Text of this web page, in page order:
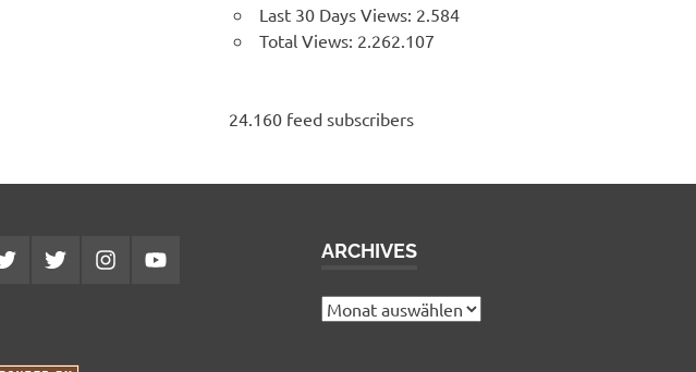
Last 30 Days Views: 2.584
Total Views: 2.262.107
24.160 feed subscribers
Twitter
Musicradiostation
InstagramYouTube ARCHIVES
Archives